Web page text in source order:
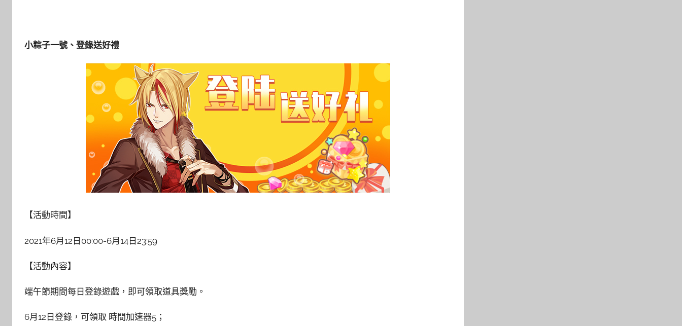
小粽子一號、登錄送好禮
【活動時間】
2021年6月12日00:00-6月14日23:59
【活動內容】
端午節期間每日登錄遊戲，即可領取道具獎勵。
6月12日登錄，可領取 時間加速器5；